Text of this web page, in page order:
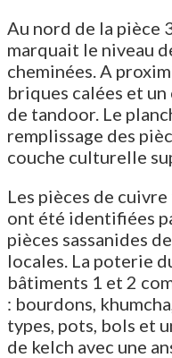
Au nord de la pièce
marquait le niveau
cheminées. A
briques calées et
de tandoor. Le
remplissage des
couche culturelle
Les pièces de
ont été identifiées
pièces sassanides
locales. La poterie
bâtiments 1 et 2
: bourdons,
types, pots, bols et
de kelch avec une